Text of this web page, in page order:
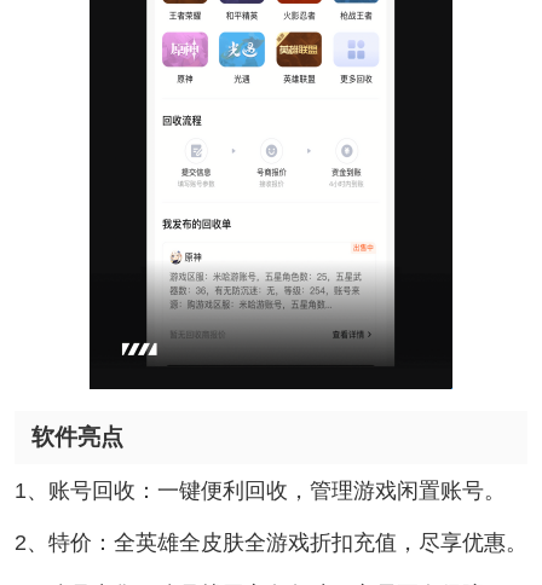
软件亮点
1、账号回收：一键便利回收，管理游戏闲置账号。
2、特价：全英雄全皮肤全游戏折扣充值，尽享优惠。